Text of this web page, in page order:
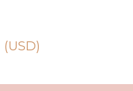
(USD)